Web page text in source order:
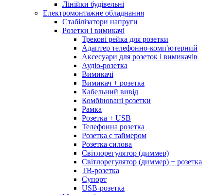
Лінійки будівельні
Електромонтажне обладнання
Стабілізатори напруги
Розетки і вимикачі
Трекові рейка для розетки
Адаптер телефонно-комп'ютерний
Аксесуари для розеток і вимикачів
Аудіо-розетка
Вимикачі
Вимикач + розетка
Кабельний вивід
Комбіновані розетки
Рамка
Розетка + USB
Телефонна розетка
Розетка с таймером
Розетка силова
Світлорегулятор (диммер)
Світлорегулятор (диммер) + розетка
ТВ-розетка
Супорт
USB-розетка